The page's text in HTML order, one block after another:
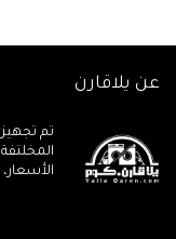
عن يلاقارن
تم